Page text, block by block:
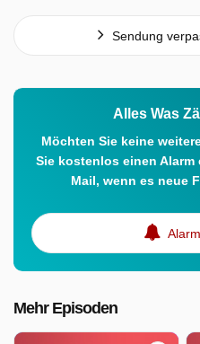
Sendung
Alles Was
Möchten Sie keine
Sie kostenlos einen Alarm
Mail, wenn es neue
Mehr Episoden